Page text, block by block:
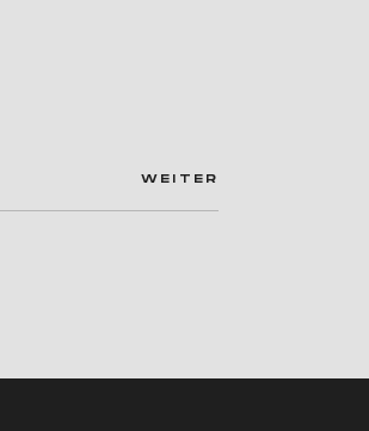
WEITER
CUSTOM KIT RING +
PICATINNY GREY